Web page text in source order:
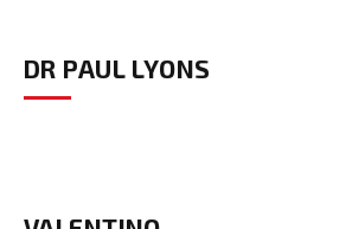
DR PAUL LYONS